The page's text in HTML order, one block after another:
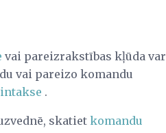
vai pareizrakstības kļūda var
vai pareizo komandu
.
skatietkomandu